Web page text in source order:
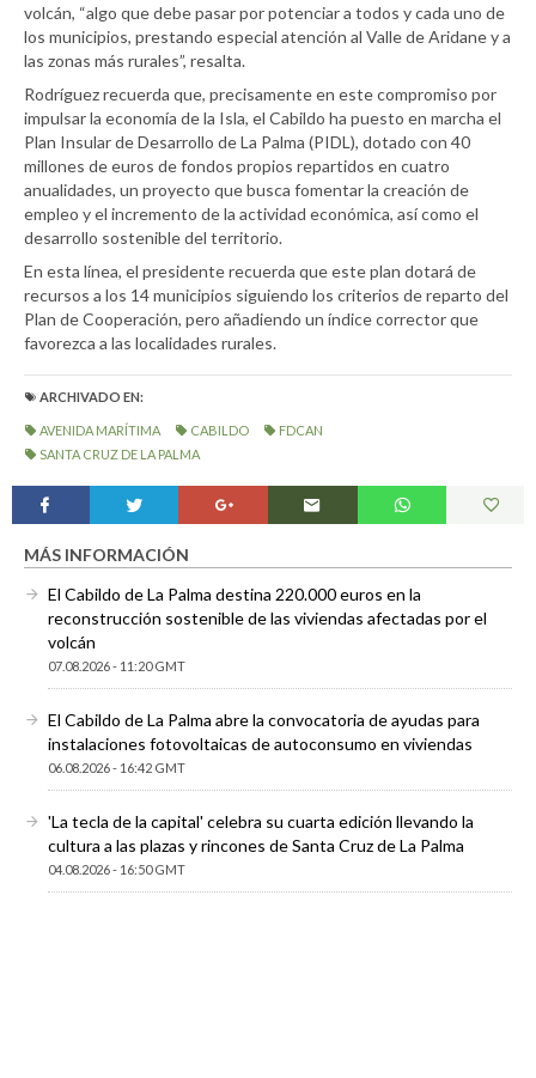
volcán, “algo que debe pasar por potenciar a todos y cada uno de
los municipios, prestando especial atención al Valle de Aridane y a
las zonas más rurales”, resalta.
Rodríguez recuerda que, precisamente en este compromiso por
impulsar la economía de la Isla, el Cabildo ha puesto en marcha el
Plan Insular de Desarrollo de La Palma (PIDL), dotado con 40
millones de euros de fondos propios repartidos en cuatro
anualidades, un proyecto que busca fomentar la creación de
empleo y el incremento de la actividad económica, así como el
desarrollo sostenible del territorio.
En esta línea, el presidente recuerda que este plan dotará de
recursos a los 14 municipios siguiendo los criterios de reparto del
Plan de Cooperación, pero añadiendo un índice corrector que
favorezca a las localidades rurales.
ARCHIVADO EN:
AVENIDA MARÍTIMA CABILDO
FDCAN
SANTA CRUZ DE LA PALMA
MÁS INFORMACIÓN
El Cabildo de La Palma destina 220.000 euros en la
reconstrucción sostenible de las viviendas afectadas por el
volcán
07.08.2026 - 11:20 GMT
El Cabildo de La Palma abre la convocatoria de ayudas para
instalaciones fotovoltaicas de autoconsumo en viviendas
06.08.2026 - 16:42 GMT
'La tecla de la capital' celebra su cuarta edición llevando la
cultura a las plazas y rincones de Santa Cruz de La Palma
04.08.2026 - 16:50 GMT